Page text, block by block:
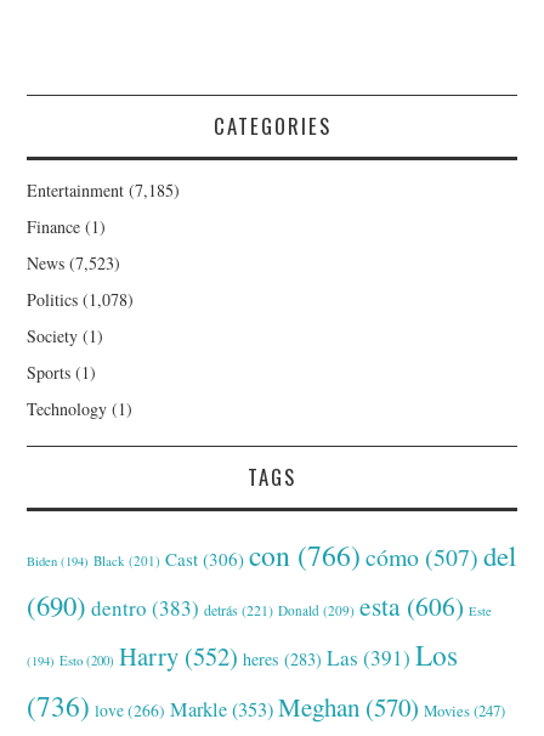
CATEGORIES
Entertainment (7,185)
Finance (1)
News (7,523)
Politics (1,078)
Society (1)
Sports (1)
Technology (1)
TAGS
Biden (194) Black (201) Cast (306) con (766) cómo (507) del
(690) dentro (383) detrás (221) Donald (209) esta (606) Este
(194) Esto (200) Harry (552) heres (283) Las (391) Los
(736) love(266) Markle(353) Meghan (570) Movies(247)